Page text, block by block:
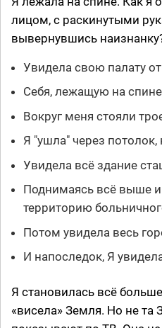
лицом, с раскинутыми
вывернувшись
Увидела свою палату
Себя, лежащую на
Вокруг меня стояли
Я "ушла" через
Увидела всё здание
Поднимаясь всё выше
территорию
Потом увидела весь
И напоследок, Я
Я становилась всё
«висела» Земля. Но не та